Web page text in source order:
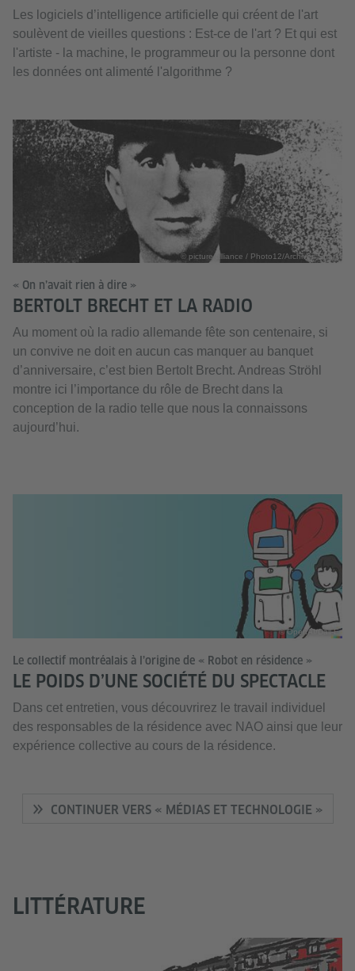
Les logiciels d’intelligence artificielle qui créent de l'art
soulèvent de vieilles questions : Est-ce de l'art ? Et qui est
l'artiste - la machine, le programmeur ou la personne dont
les données ont alimenté l'algorithme ?
© picture alliance / Photo12/Archives Snark
« On n’avait rien à dire »
BERTOLT BRECHT ET LA RADIO
Au moment où la radio allemande fête son centenaire, si
un convive ne doit en aucun cas manquer au banquet
d’anniversaire, c’est bien Bertolt Brecht. Andreas Ströhl
montre ici l’importance du rôle de Brecht dans la
conception de la radio telle que nous la connaissons
aujourd’hui.
© OpenAI/Dall-E
Le collectif montréalais à l’origine de « Robot en résidence »
LE POIDS D’UNE SOCIÉTÉ DU SPECTACLE
Dans cet entretien, vous découvrirez le travail individuel
des responsables de la résidence avec NAO ainsi que leur
expérience collective au cours de la résidence.
CONTINUER VERS « MÉDIAS ET TECHNOLOGIE »
LITTÉRATURE